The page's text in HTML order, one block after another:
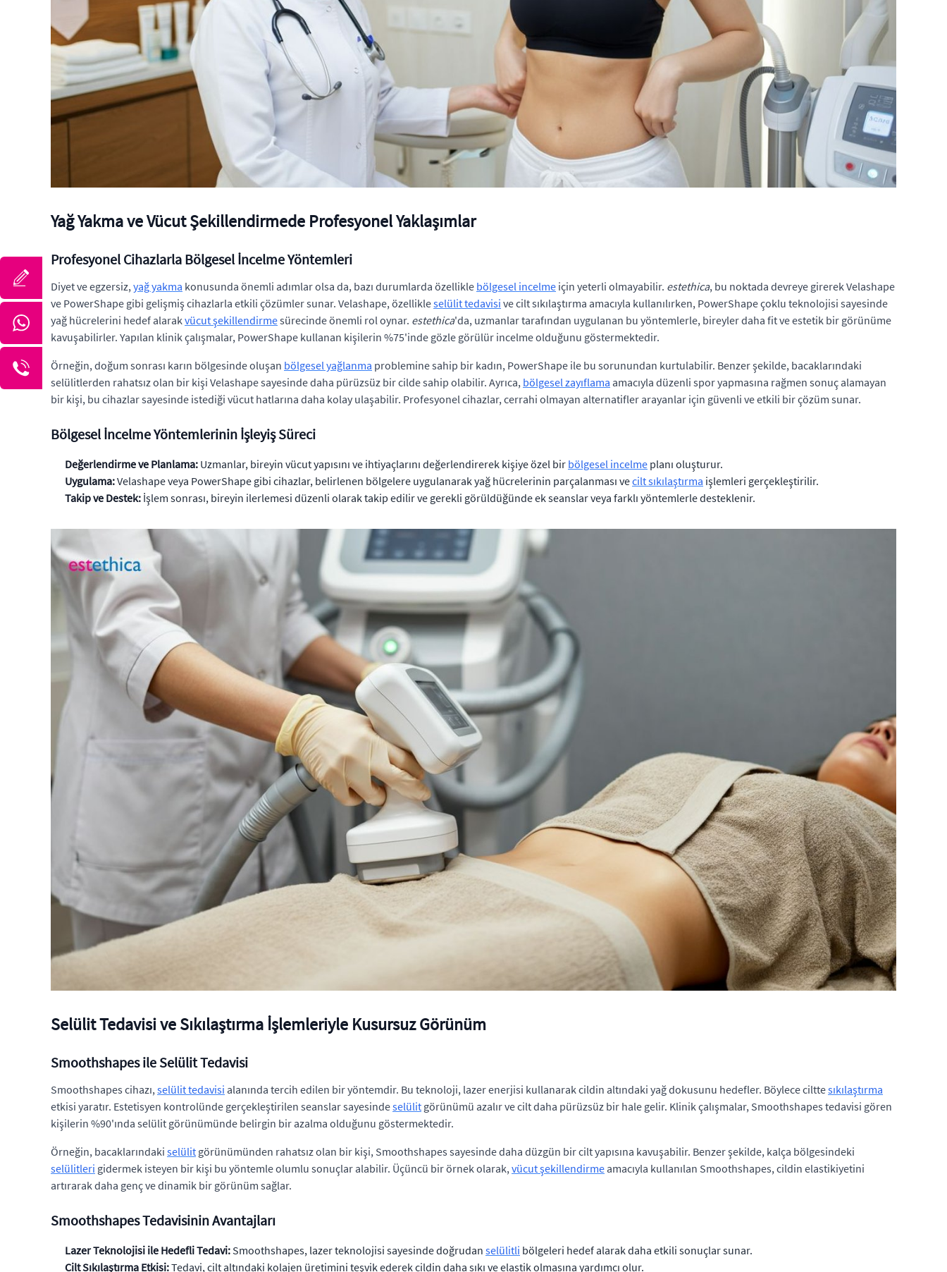
Yağ Yakma ve Vücut Şekillendirmede Profesyonel Yaklaşımlar
Profesyonel Cihazlarla Bölgesel İncelme Yöntemleri
Diyet ve egzersiz,yağ yakma konusunda önemli adımlar olsa da, bazı durumlarda özellikle bölgesel incelme için yeterli olmayabilir. estethica, bu noktada devreye girerek Velashape
ve PowerShape gibi gelişmiş cihazlarla etkili çözümler sunar. Velashape, özellikleselülit tedavisi ve cilt sıkılaştırma amacıyla kullanılırken, PowerShape çoklu teknolojisi sayesinde
yağ hücrelerini hedef alarakvücut şekillendirmesürecinde önemli rol oynar. estethica'da, uzmanlar tarafından uygulanan bu yöntemlerle, bireyler daha fit ve estetik bir görünüme
kavuşabilirler. Yapılan klinik çalışmalar, PowerShape kullanan kişilerin %75'inde gözle görülür incelme olduğunu göstermektedir.
Örneğin, doğum sonrası karın bölgesinde oluşan bölgesel yağlanma problemine sahip bir kadın, PowerShape ile bu sorunundan kurtulabilir. Benzer şekilde, bacaklarındaki
selülitlerden rahatsız olan bir kişi Velashape sayesinde daha pürüzsüz bir cilde sahip olabilir. Ayrıca, bölgesel zayıflama amacıyla düzenli spor yapmasına rağmen sonuç alamayan
bir kişi, bu cihazlar sayesinde istediği vücut hatlarına daha kolay ulaşabilir. Profesyonel cihazlar, cerrahi olmayan alternatifler arayanlar için güvenli ve etkili bir çözüm sunar.
Bölgesel İncelme Yöntemlerinin İşleyiş Süreci
Değerlendirme ve Planlama: Uzmanlar, bireyin vücut yapısını ve ihtiyaçlarını değerlendirerek kişiye özel bir bölgesel incelme planı oluşturur.
Uygulama:Velashape veya PowerShape gibi cihazlar, belirlenen bölgelere uygulanarak yağ hücrelerinin parçalanması vecilt sıkılaştırma işlemleri gerçekleştirilir.
Takip ve Destek: İşlem sonrası, bireyin ilerlemesi düzenli olarak takip edilir ve gerekli görüldüğünde ek seanslar veya farklı yöntemlerle desteklenir.
Selülit Tedavisi ve Sıkılaştırma İşlemleriyle Kusursuz Görünüm
Smoothshapes ile Selülit Tedavisi
Smoothshapes cihazı, selülit tedavisi alanında tercih edilen bir yöntemdir. Bu teknoloji, lazer enerjisi kullanarak cildin altındaki yağ dokusunu hedefler. Böylece cilttesıkılaştırma
etkisi yaratır. Estetisyen kontrolünde gerçekleştirilen seanslar sayesindeselülit görünümü azalır ve cilt daha pürüzsüz bir hale gelir. Klinik çalışmalar, Smoothshapes tedavisi gören
kişilerin %90'ında selülit görünümünde belirgin bir azalma olduğunu göstermektedir.
Örneğin, bacaklarındaki selülit görünümünden rahatsız olan bir kişi, Smoothshapes sayesinde daha düzgün bir cilt yapısına kavuşabilir. Benzer şekilde, kalça bölgesindeki
selülitleri gidermek isteyen bir kişi bu yöntemle olumlu sonuçlar alabilir. Üçüncü bir örnek olarak, vücut şekillendirme amacıyla kullanılan Smoothshapes, cildin elastikiyetini
artırarak daha genç ve dinamik bir görünüm sağlar.
Smoothshapes Tedavisinin Avantajları
Lazer Teknolojisi ile Hedefli Tedavi: Smoothshapes, lazer teknolojisi sayesinde doğrudan selülitli bölgeleri hedef alarak daha etkili sonuçlar sunar.
Cilt Sıkılaştırma Etkisi:Tedavi, cilt altındaki kolajen üretimini teşvik ederek cildin daha sıkı ve elastik olmasına yardımcı olur.